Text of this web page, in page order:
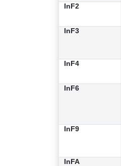
InF2
InF3
InF4
InF6
InF9
InFA